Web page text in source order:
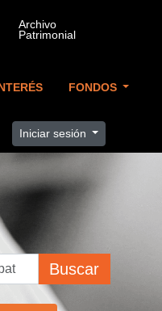
FONDOS
Iniciar sesión
Buscar